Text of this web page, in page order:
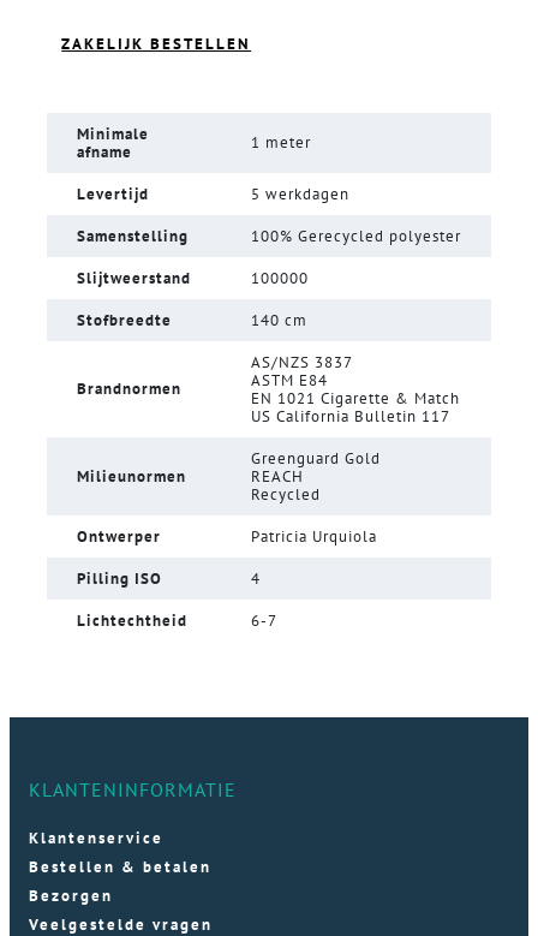
ZAKELIJK BESTELLEN
Minimale
afname
1 meter
Levertijd 5 werkdagen
Samenstelling 100% Gerecycled polyester
Slijtweerstand 100000
Stofbreedte 140 cm
Brandnormen
AS/NZS 3837
ASTM E84
EN 1021 Cigarette & Match
US California Bulletin 117
Milieunormen
Greenguard Gold
REACH
Recycled
Ontwerper Patricia Urquiola
Pilling ISO 4
Lichtechtheid 6-7
KLANTENINFORMATIE
Klantenservice
Bestellen & betalen
Bezorgen
Veelgestelde vragen